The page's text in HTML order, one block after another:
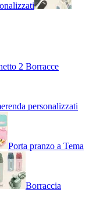
2 Borracce
personalizzati
Porta pranzo a Tema
Borraccia